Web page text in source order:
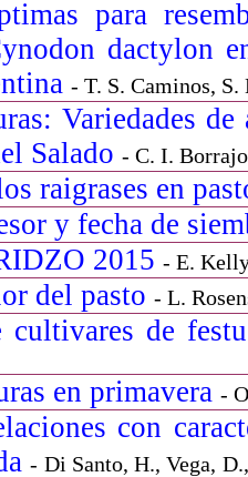
para
dactylon
- T. S. Caminos, S.
Variedades
Salado - C. I. Borrajo
raigrases en
y fecha de
2015 - E.
del pasto - L.
cultivares de
en primavera -
con
- Di Santo, H., Vega,